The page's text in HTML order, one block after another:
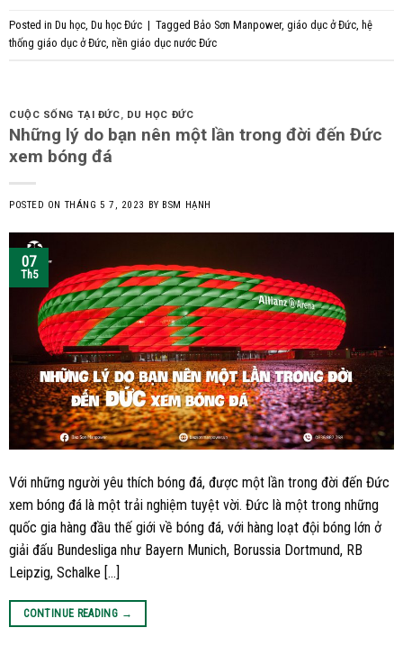
Posted in Du học, Du học Đức | Tagged Bảo Sơn Manpower, giáo dục ở Đức, hệ
thống giáo dục ở Đức, nền giáo dục nước Đức
CUỘC SỐNG TẠI ĐỨC, DU HỌC ĐỨC
Những lý do bạn nên một lần trong đời đến Đức
xem bóng đá
POSTED ON THÁNG 5 7, 2023 BY BSM HẠNH
07
Th5
Với những người yêu thích bóng đá, được một lần trong đời đến Đức
xem bóng đá là một trải nghiệm tuyệt vời. Đức là một trong những
quốc gia hàng đầu thế giới về bóng đá, với hàng loạt đội bóng lớn ở
giải đấu Bundesliga như Bayern Munich, Borussia Dortmund, RB
Leipzig, Schalke […]
CONTINUE READING →